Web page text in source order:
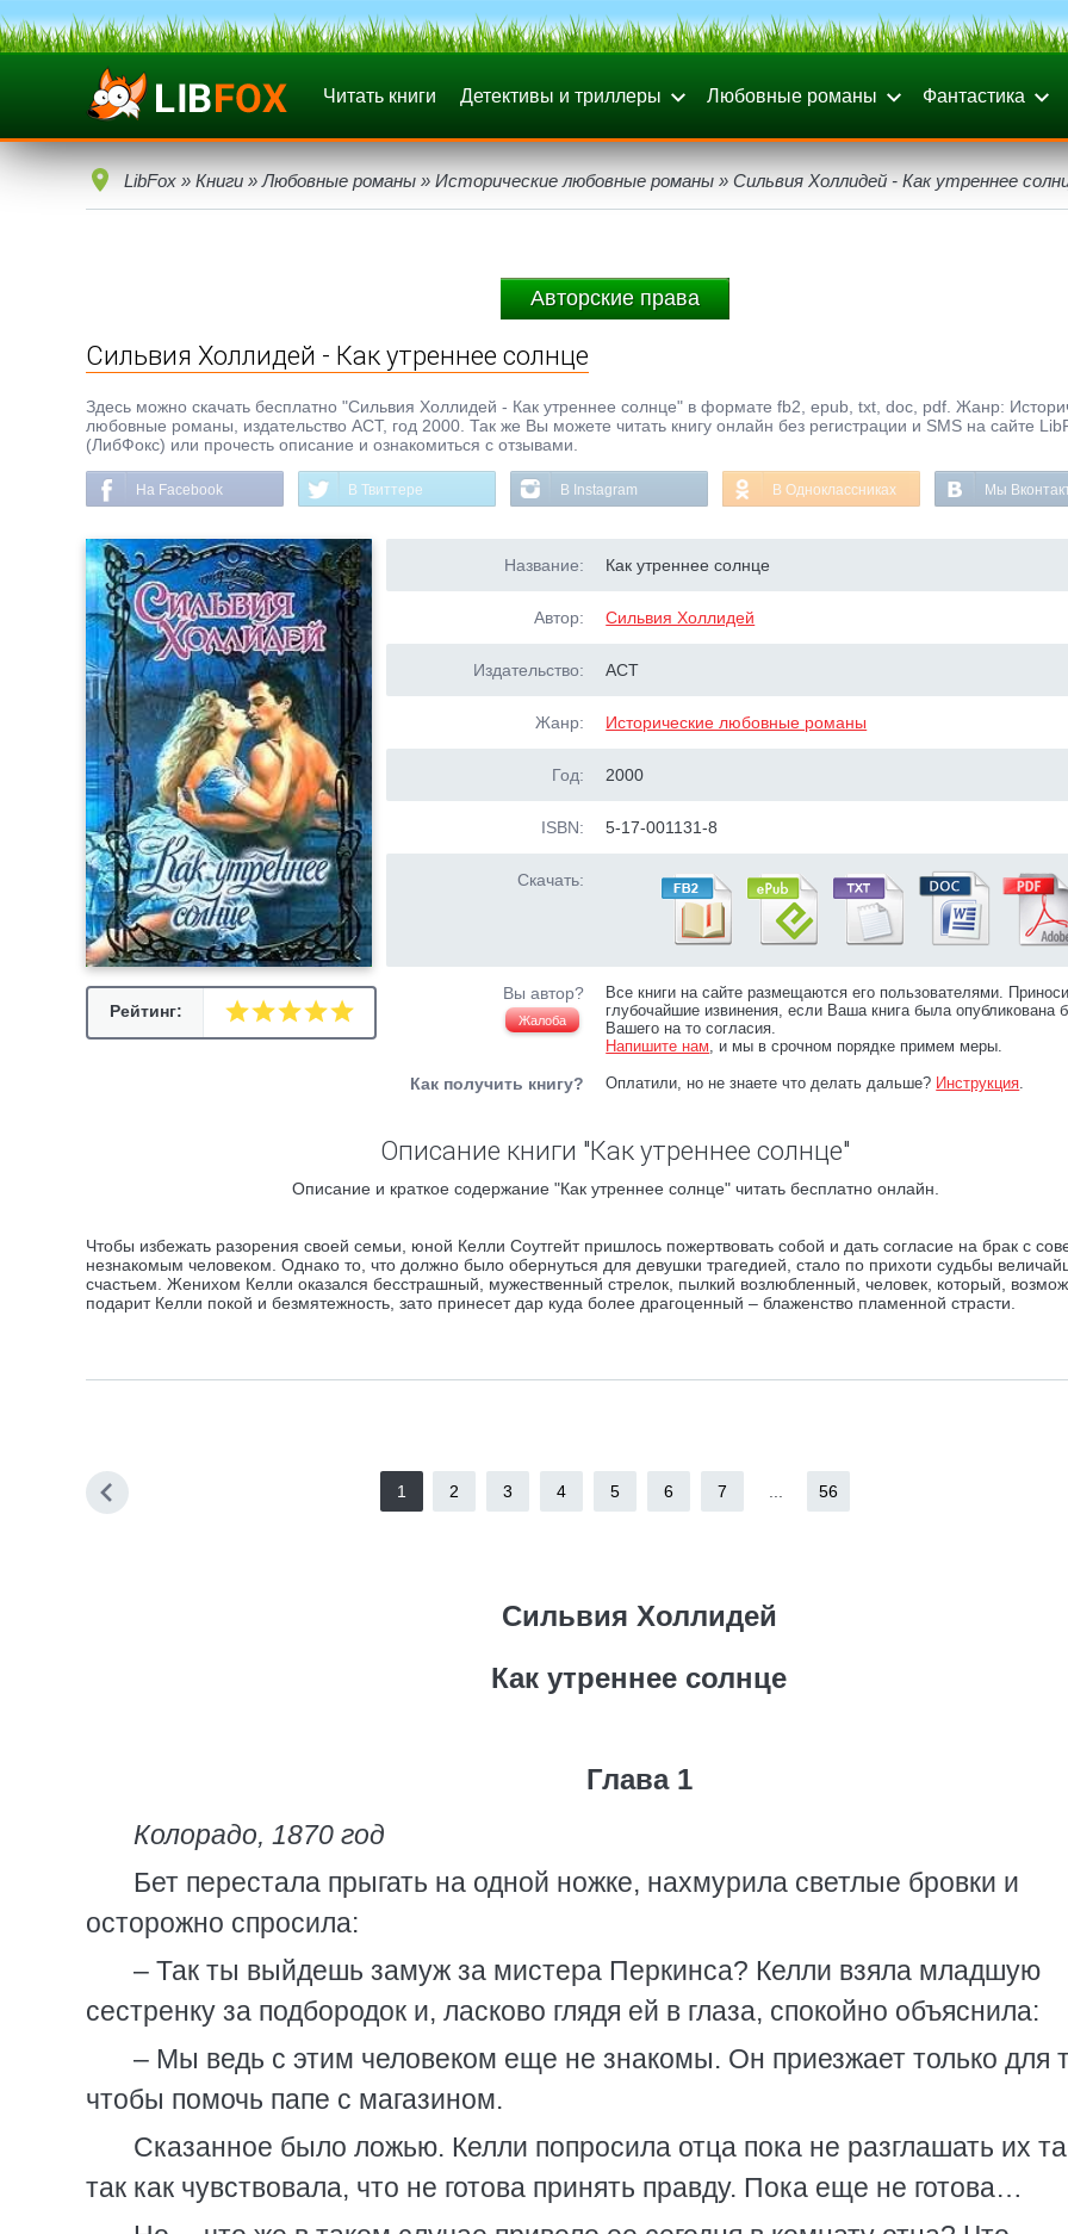
Читать книги Детективы и триллеры Любовные романы Фантастика
LibFox » Книги » Любовные романы » Исторические любовные романы » Сильвия Холлидей - Как утреннее
Авторские права
Сильвия Холлидей - Как утреннее солнце
Здесь можно скачать бесплатно "Сильвия Холлидей - Как утреннее солнце" в формате fb2, epub, txt, doc, pdf. Жанр:
любовные романы, издательство ACT, год 2000. Так же Вы можете читать книгу онлайн без регистрации и SMS на сайте
(ЛибФокс) или прочесть описание и ознакомиться с отзывами.
На Facebook В Твиттере В Instagram В Одноклассниках Мы
Рейтинг:
Название: Как утреннее солнце
Автор: Сильвия Холлидей
Издательство: ACT
Жанр: Исторические любовные романы
Год: 2000
ISBN: 5-17-001131-8
Скачать:
Вы автор?
Жалоба
Все книги на сайте размещаются его пользователями.
глубочайшие извинения, если Ваша книга была опубликована
Вашего на то согласия.
Напишите нам, и мы в срочном порядке примем меры.
Как получить книгу? Оплатили, но не знаете что делать дальше? Инструкция.
Описание книги "Как утреннее солнце"
Описание и краткое содержание "Как утреннее солнце" читать бесплатно онлайн.
Чтобы избежать разорения своей семьи, юной Келли Соутгейт пришлось пожертвовать собой и дать согласие на брак с
незнакомым человеком. Однако то, что должно было обернуться для девушки трагедией, стало по прихоти судьбы
счастьем. Женихом Келли оказался бесстрашный, мужественный стрелок, пылкий возлюбленный, человек, который,
подарит Келли покой и безмятежность, зато принесет дар куда более драгоценный – блаженство пламенной страсти.
1 2 3 4 5 6 7 56
Сильвия Холлидей
Как утреннее солнце
Глава 1
Колорадо, 1870 год
Бет перестала прыгать на одной ножке, нахмурила светлые бровки и
осторожно спросила:
– Так ты выйдешь замуж за мистера Перкинса? Келли взяла младшую
сестренку за подбородок и, ласково глядя ей в глаза, спокойно объяснила:
– Мы ведь с этим человеком еще не знакомы. Он приезжает только для
чтобы помочь папе с магазином.
Сказанное было ложью. Келли попросила отца пока не разглашать их
так как чувствовала, что не готова принять правду. Пока еще не готова…